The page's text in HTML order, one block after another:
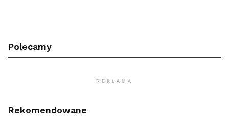
Polecamy
REKLAMA
Rekomendowane